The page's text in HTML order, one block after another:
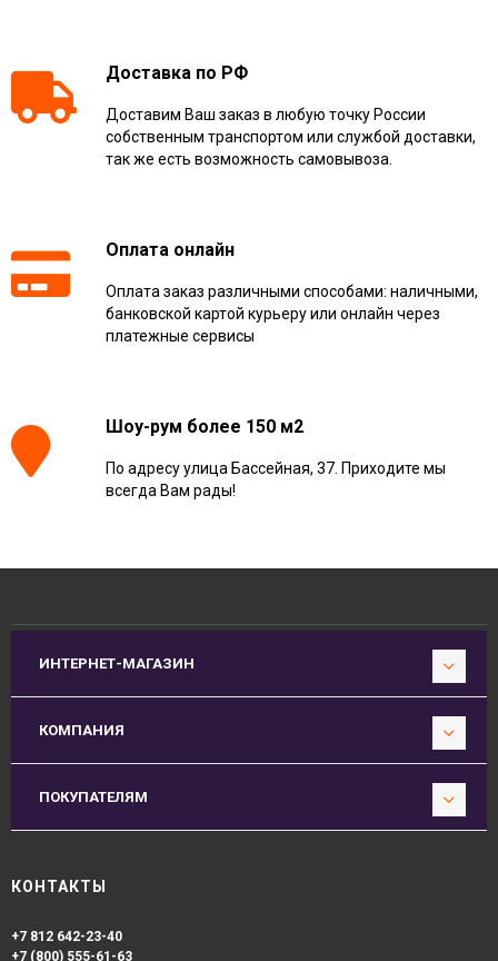
Доставка по РФ
Доставим Ваш заказ в любую точку России
собственным транспортом или службой доставки,
так же есть возможность самовывоза.
Оплата онлайн
Оплата заказ различными способами: наличными,
банковской картой курьеру или онлайн через
платежные сервисы
Шоу-рум более 150 м2
По адресу улица Бассейная, 37. Приходите мы
всегда Вам рады!
ИНТЕРНЕТ-МАГАЗИН
КОМПАНИЯ
ПОКУПАТЕЛЯМ
КОНТАКТЫ
+7 812 642-23-40
+7 (800) 555-61-63